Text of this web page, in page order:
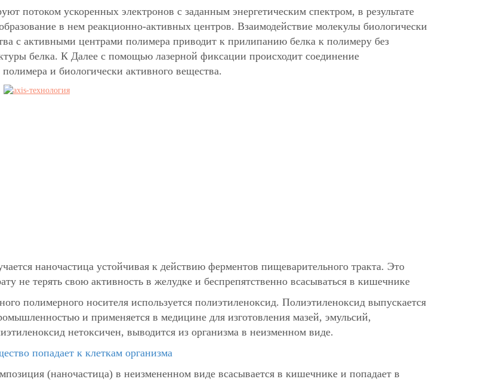
потоком ускоренных электронов с заданным энергетическим спектром, в результате
в нем реакционно-активных центров. Взаимодействие молекулы биологически
с активными центрами полимера приводит к прилипанию белка к полимеру без
белка. К Далее с помощью лазерной фиксации происходит соединение
и биологически активного вещества.
наночастица устойчивая к действию ферментов пищеварительного тракта. Это
не терять свою активность в желудке и беспрепятственно всасываться в кишечнике
полимерного носителя используется полиэтиленоксид. Полиэтиленоксид выпускается
и применяется в медицине для изготовления мазей, эмульсий,
нетоксичен, выводится из организма в неизменном виде.
попадает к клеткам организма
(наночастица) в неизмененном виде всасывается в кишечнике и попадает в